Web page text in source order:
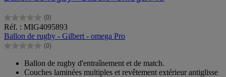
(0)
0.0
sur
5
étoiles.
Réf. : MIG4095893
Ballon de rugby - Gilbert - omega Pro
(0)
0.0
Ballon de rugby d'entraînement et de match.
Couches laminées multiples et revêtement extérieur antiglisse